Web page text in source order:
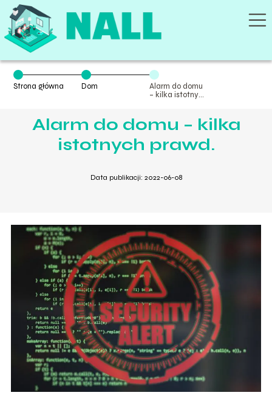
Strona główna Dom
Alarm do domu
– kilka istotnych
Alarm do domu – kilka
istotnych prawd.
Data publikacji: 2022-06-08